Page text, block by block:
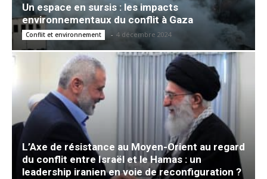
Un espace en sursis : les impacts
environnementaux du conflit à Gaza
Conflit et environnement - 4 décembre 2024
L’Axe de résistance au Moyen-Orient au regard
du conflit entre Israël et le Hamas : un
leadership iranien en voie de reconfiguration ?